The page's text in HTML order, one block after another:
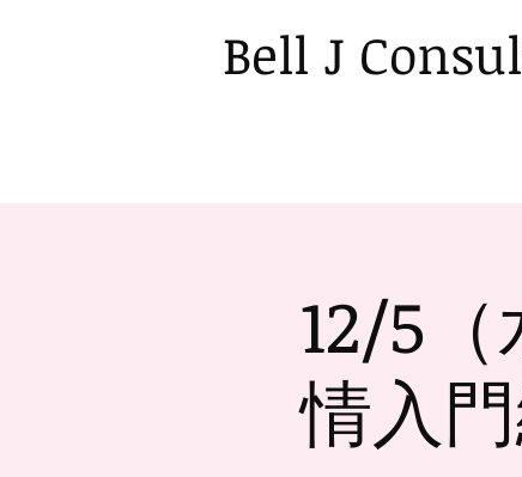
Bell J
12/5
情入